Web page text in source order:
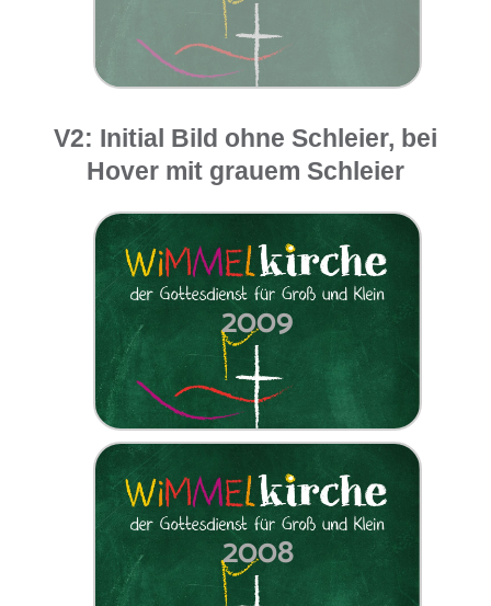
V2: Initial Bild ohne Schleier, bei
Hover mit grauem Schleier
2009
2008